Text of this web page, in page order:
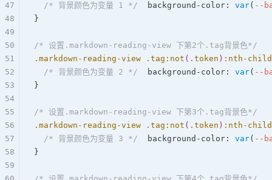
  /* 背景颜色为变量 1 */
  background-color:
var( --
}
/* 设置.markdown-reading-view 下第2个.tag背景色*/
.markdown-reading-view .tag :not ( .token ) :nth-child
  /* 背景颜色为变量 2 */
  background-color:
var( --
}
/* 设置.markdown-reading-view 下第3个.tag背景色*/
.markdown-reading-view .tag :not ( .token ) :nth-child
  /* 背景颜色为变量 3 */
  background-color:
var( --
}
47
48
49
50
51
52
53
54
55
56
57
58
59